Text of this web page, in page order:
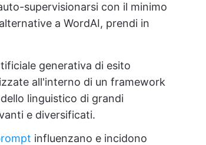
supervisionarsi con il minimo
a WordAI, prendi in
generativa di esito
all'interno di un framework
linguistico di grandi
e diversificati.
influenzano e incidono